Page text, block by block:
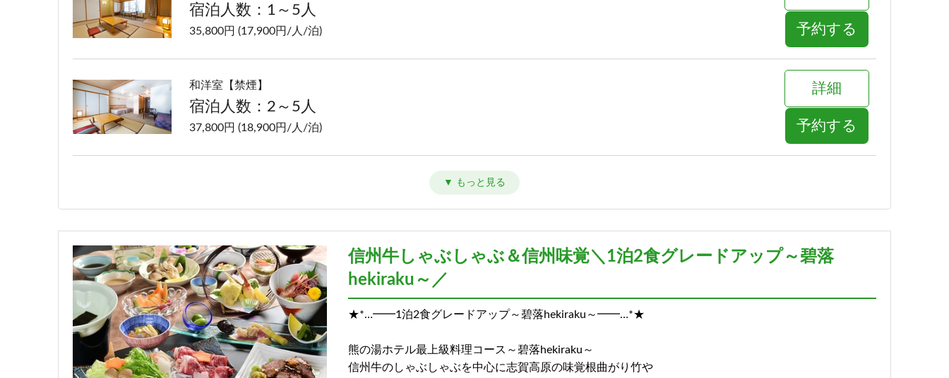
宿泊人数：1～5人
35,800円 (17,900円/人/泊) 予約する
和洋室【禁煙】
宿泊人数：2～5人
37,800円 (18,900円/人/泊)
詳細
予約する
信州牛しゃぶしゃぶ＆信州味覚＼1泊2食グレードアップ～碧落
hekiraku～／
★*…━━1泊2食グレードアップ～碧落hekiraku～━━…*★
熊の湯ホテル最上級料理コース～碧落hekiraku～
信州牛のしゃぶしゃぶを中心に志賀高原の味覚根曲がり竹や